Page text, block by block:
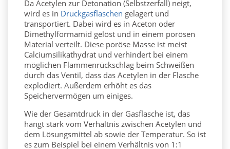
Da Acetylen zur Detonation (Selbstzerfall) neigt,
wird es in Druckgasflaschen gelagert und
transportiert. Dabei wird es in Aceton oder
Dimethylformamid gelöst und in einem porösen
Material verteilt. Diese poröse Masse ist meist
Calciumsilikathydrat und verhindert bei einem
möglichen Flammenrückschlag beim Schweißen
durch das Ventil, dass das Acetylen in der Flasche
explodiert. Außerdem erhöht es das
Speichervermögen um einiges.
Wie der Gesamtdruck in der Gasflasche ist, das
hängt stark vom Verhältnis zwischen Acetylen und
dem Lösungsmittel ab sowie der Temperatur. So ist
es zum Beispiel bei einem Verhältnis von 1:1